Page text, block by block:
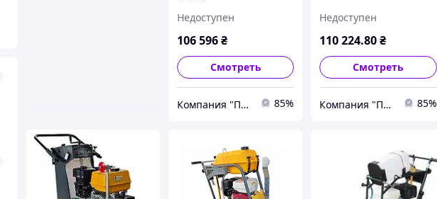
Недоступен
106 596₴
Смотреть
Компания "Пром Инструмент" - инструмент для профессионалов 85%
Недоступен
110 224.80₴
Смотреть
Компания "Пром Инструмент" - инструмент для профессионалов 85%